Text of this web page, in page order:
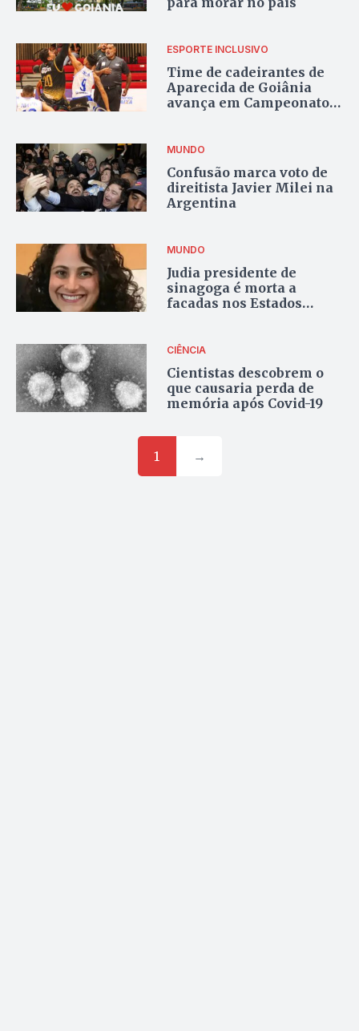
ESPORTE INCLUSIVO
Time de cadeirantes de
Aparecida de Goiânia
avança em Campeonato
MUNDO
Confusão marca voto de
direitista Javier Milei na
Argentina
MUNDO
Judia presidente de
sinagoga é morta a
facadas nos Estados
CIÊNCIA
Cientistas descobrem o
que causaria perda de
memória após Covid-19
1 →